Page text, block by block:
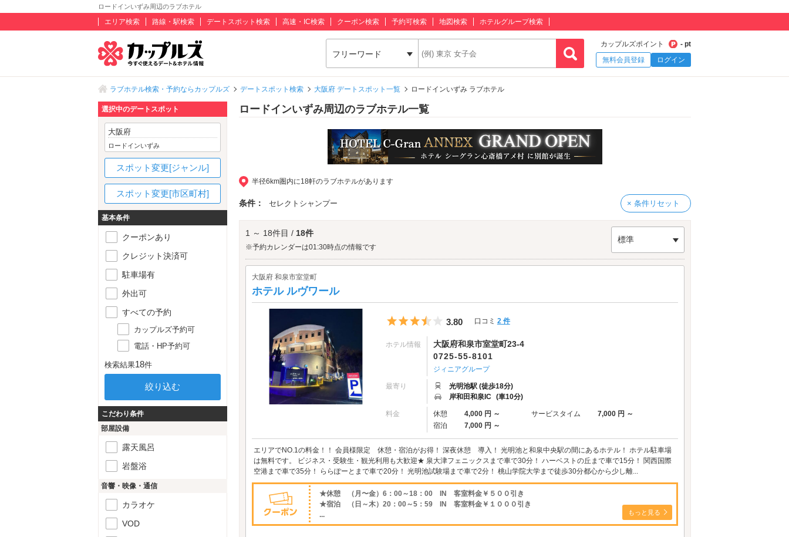
ロードインいずみ周辺のラブホテル
エリア検索 路線・駅検索 デートスポット検索 高速・IC検索 クーポン検索 予約可検索 地図検索 ホテルグループ検索
フリーワード
カップルズポイント
- pt
無料会員登録
ログイン
ラブホテル検索・予約ならカップルズ デートスポット検索 大阪府 デートスポット一覧 ロードインいずみ ラブホテル
ロードインいずみ周辺のラブホテル一覧
半径6km圏内に18軒のラブホテルがあります
条件： セレクトシャンプー × 条件リセット
1 ～ 18件目 / 18件
※予約カレンダーは01:30時点の情報です
標準
大阪府 和泉市室堂町
ホテル ルヴワール
5つ星のうち3.5
3.80 口コミ 2 件
ホテル情報
大阪府和泉市室堂町23-4
0725-55-8101
ジィニアグループ
最寄り
光明池駅 (徒歩18分)
岸和田和泉IC (車10分)
料金 休憩 4,000 円 ～ サービスタイム
7,000 円 ～
宿泊
7,000 円 ～
エリアでNO.1の料金！！ 会員様限定 休憩・宿泊がお得！ 深夜休憩 導入！ 光明池と和泉中央駅の間にあるホテル！ ホテル駐車場
は無料です。 ビジネス・受験生・観光利用も大歓迎★ 泉大津フェニックスまで車で30分！ ハーベストの丘まで車で15分！ 関西国際
空港まで車で35分！ ららぽーとまで車で20分！ 光明池試験場まで車で2分！ 桃山学院大学まで徒歩30分都心から少し離...
★休憩 （月〜金）6：00～18：00 IN 客室料金￥５００引き
★宿泊 （日～木）20：00～5：59 IN 客室料金￥１０００引き
...
もっと見る
選択中のデートスポット
大阪府
ロードインいずみ
スポット変更[ジャンル]
スポット変更[市区町村]
基本条件
クーポンあり
クレジット決済可
駐車場有
外出可
すべての予約
カップルズ予約可
電話・HP予約可
検索結果18件
こだわり条件
部屋設備
露天風呂
岩盤浴
音響・映像・通信
カラオケ
VOD